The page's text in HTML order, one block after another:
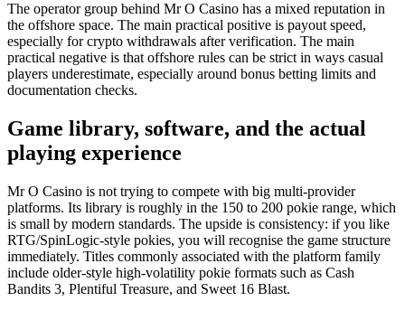
The operator group behind Mr O Casino has a mixed reputation in
the offshore space. The main practical positive is payout speed,
especially for crypto withdrawals after verification. The main
practical negative is that offshore rules can be strict in ways casual
players underestimate, especially around bonus betting limits and
documentation checks.
Game library, software, and the actual
playing experience
Mr O Casino is not trying to compete with big multi-provider
platforms. Its library is roughly in the 150 to 200 pokie range, which
is small by modern standards. The upside is consistency: if you like
RTG/SpinLogic-style pokies, you will recognise the game structure
immediately. Titles commonly associated with the platform family
include older-style high-volatility pokie formats such as Cash
Bandits 3, Plentiful Treasure, and Sweet 16 Blast.